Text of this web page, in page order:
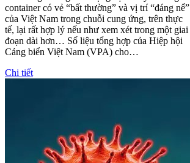
container có vẻ “bất thường” và vị trí “đáng nể”
của Việt Nam trong chuỗi cung ứng, trên thực
tế, lại rất hợp lý nếu như xem xét trong một giai
đoạn dài hơn… Số liệu tổng hợp của Hiệp hội
Cảng biển Việt Nam (VPA) cho…
Chi tiết